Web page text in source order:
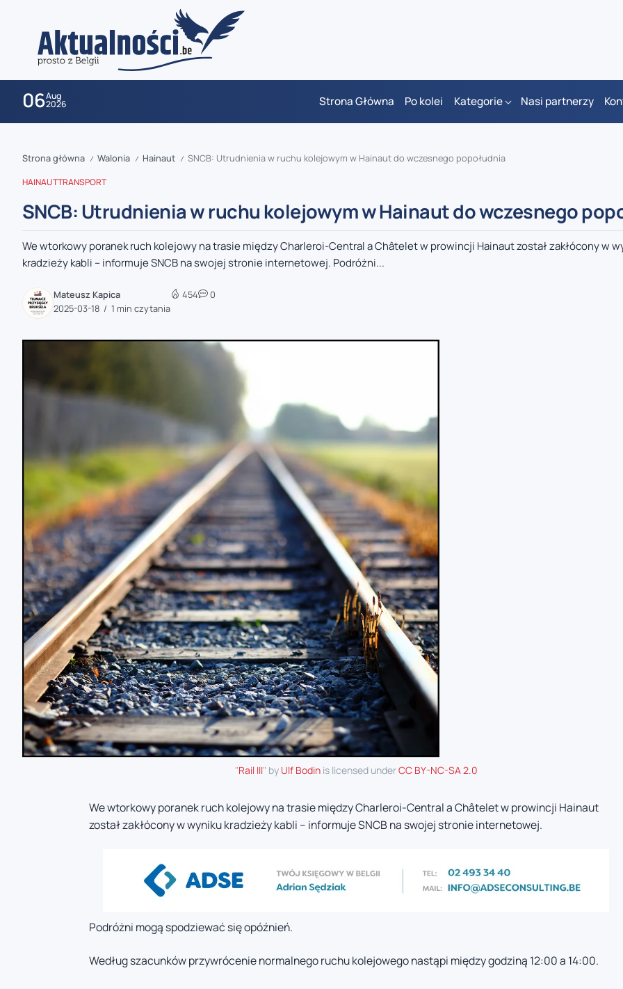
06Aug
2026 Strona Główna Po kolei Kategorie Nasi partnerzy
zaobserwuj nas
zaobserwuj nas
Strona główna / Walonia / Hainaut / SNCB: Utrudnienia w ruchu kolejowym w Hainaut do wczesnego popołudnia
HAINAUTTRANSPORT
SNCB: Utrudnienia w ruchu kolejowym w Hainaut do wczesnego
We wtorkowy poranek ruch kolejowy na trasie między Charleroi-Central a Châtelet w prowincji Hainaut został zakłócony w
kradzieży kabli – informuje SNCB na swojej stronie internetowej. Podróżni...
Mateusz Kapica
2025-03-18
1 min czytania
454 0
"Rail III" by Ulf Bodinis licensed underCC BY-NC-SA 2.0
We wtorkowy poranek ruch kolejowy na trasie między Charleroi-Central a Châtelet w prowincji Hainaut
został zakłócony w wyniku kradzieży kabli – informuje SNCB na swojej stronie internetowej.
Podróżni mogą spodziewać się opóźnień.
Według szacunków przywrócenie normalnego ruchu kolejowego nastąpi między godziną 12:00 a 14:00.